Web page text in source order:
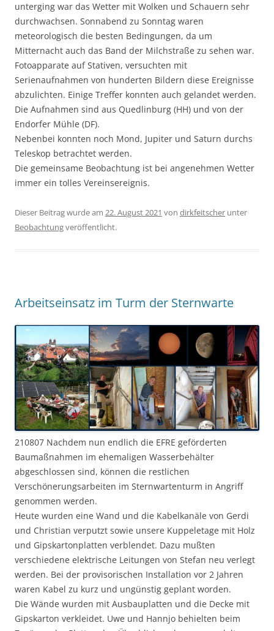
unterging war das Wetter mit Wolken und Schauern sehr
durchwachsen. Sonnabend zu Sonntag waren
meteorologisch die besten Bedingungen, da um
Mitternacht auch das Band der Milchstraße zu sehen war.
Fotoapparate auf Stativen, versuchten mit
Serienaufnahmen von hunderten Bildern diese Ereignisse
abzulichten. Einige Treffer konnten auch gelandet werden.
Die Aufnahmen sind aus Quedlinburg (HH) und von der
Endorfer Mühle (DF).
Nebenbei konnten noch Mond, Jupiter und Saturn durchs
Teleskop betrachtet werden.
Die gemeinsame Beobachtung ist bei angenehmen Wetter
immer ein tolles Vereinsereignis.
Dieser Beitrag wurde am 22. August 2021 von dirkfeitscher unter
Beobachtungveröffentlicht.
Arbeitseinsatz im Turm der Sternwarte
210807 Nachdem nun endlich die EFRE geförderten
Baumaßnahmen im ehemaligen Wasserbehälter
abgeschlossen sind, können die restlichen
Verschönerungsarbeiten im Sternwartenturm in Angriff
genommen werden.
Heute wurden eine Wand und die Kabelkanäle von Gerdi
und Christian verputzt sowie unsere Kuppeletage mit Holz
und Gipskartonplatten verblendet. Dazu mußten
verschiedene elektrische Leitungen von Stefan neu verlegt
werden. Bei der provisorischen Installation vor 2 Jahren
waren Kabel zu kurz und ungünstig geplant worden.
Die Wände wurden mit Ausbauplatten und die Decke mit
Gipskarton verkleidet. Uwe und Hannjo behielten beim